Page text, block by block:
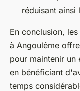
réduisant
En conclusion, les
à Angoulême
pour maintenir un
en bénéficiant
temps